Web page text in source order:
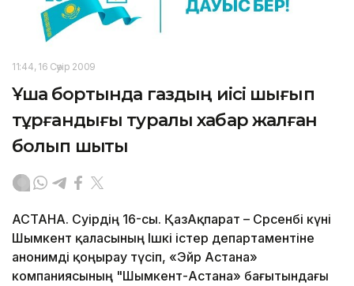
11:44, 16 Сәуір 2009
Ұшақ бортында газдың иісі шығып
тұрғандығы туралы хабар жалған
болып шықты
АСТАНА. Сәуірдің 16-сы. ҚазАқпарат – Сәрсенбі күні
Шымкент қаласының Ішкі істер департаментіне
анонимді қоңырау түсіп, «Эйр Астана»
компаниясының "Шымкент-Астана» бағытындағы